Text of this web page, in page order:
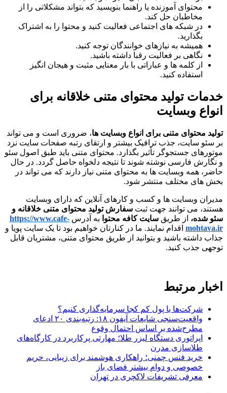
محتوای آموزنده یا راهنما بنویسید که بتواند مشکلاتی را از
مخاطبان حل کند.
در شبکه های اجتماعی فعالیت کنید و محتوا را به اشتراک
بگذارید.
همیشه به نیازهای خوانندگان توجه کنید.
نگاهی بر فعالیت رقبا داشته باشید.
از کلمه ها و عباراتی با بار معنایی مثبت و هیجان انگیز
استفاده کنید.
خدمات تولید محتوای متنی خلاقانه برای
انواع وبسایت
تولید محتوای متنی برای انواع وبسایت ها، ضروری است و می تواند
بر سئو سایت، جذب ترافیک بیشتر و ارتقای رتبه صفحات سایت نزد
موتورهای جستجوگر تأثیر بگذارد. محتوای متنی باید طبق اصول سئو
و نگارش فارسی نوشته شوند تا نتیجه دلخواه حاصل گردد. در حال
حاضر، همه وبسایت ها به محتوای متنی نیاز دارند که می تواند در
بخش های مختلف منتشر شود.
مدیران وبسایت ها و کسب و کارهای آنلاین که دارای وبسایت
هستند، می توانند جهت ثبت سفارش تولید محتوای متنی خلاقانه و
سئو شده، از طریق سایت کافه محتوا به آدرس https://www.cafe-
mohtava.ir اقدام نمایند. ما در کنارتان خواهیم بود تا یک سایت پویا و
جذاب داشته باشید و بتوانید از طریق محتوای متنی، مشتریان قابل
توجهی جذب کنید.
اخبار مرتبط
شرکت‌ها با پول کم کجا سرمایه‌گذاری کنیم؟
واقعیت‌سنجی شایعات آیفون ۱۸: رتبه‌بندی ۲۰ ادعای
مطرح‌شده بر اساس احتمال وقوع
اپراتوری دستگاه لیزر طلا؛ مهارتی پرکاربرد در کارگاه‌های
طلاسازی مدرن
خرید فنس چمنی؛ راهکاری هوشمند برای زیبایی، حریم
خصوصی و دوام بیشتر فضای باز
معرفی تشریفات لاکچری در تهران